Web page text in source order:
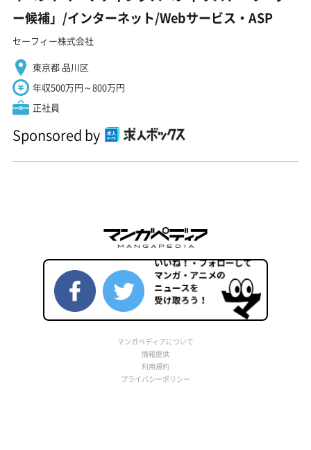
ー候補」/インターネット/Webサービス・ASP
セーフィー株式会社
東京都 品川区
年収500万円～800万円
正社員
Sponsored by
マンガペディアについて
情報提供
利用規約
プライバシーポリシー